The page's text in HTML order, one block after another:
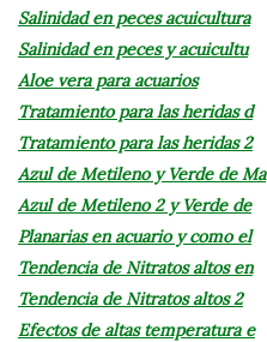
Salinidad en peces acuicultura
Salinidad en peces y acuicultu
Aloe vera para acuarios
Tratamiento para las heridas d
Tratamiento para las heridas 2
Azul de Metileno y Verde de Ma
Azul de Metileno 2 y Verde de
Planarias en acuario y como el
Tendencia de Nitratos altos en
Tendencia de Nitratos altos 2
Efectos de altas temperatura e